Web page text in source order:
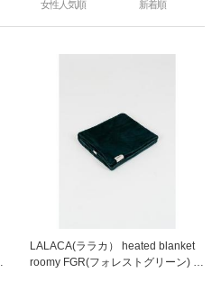
女性人気順 新着順
LALACA(ララカ） heated blanket
roomy FGR(フォレストグリーン) 電